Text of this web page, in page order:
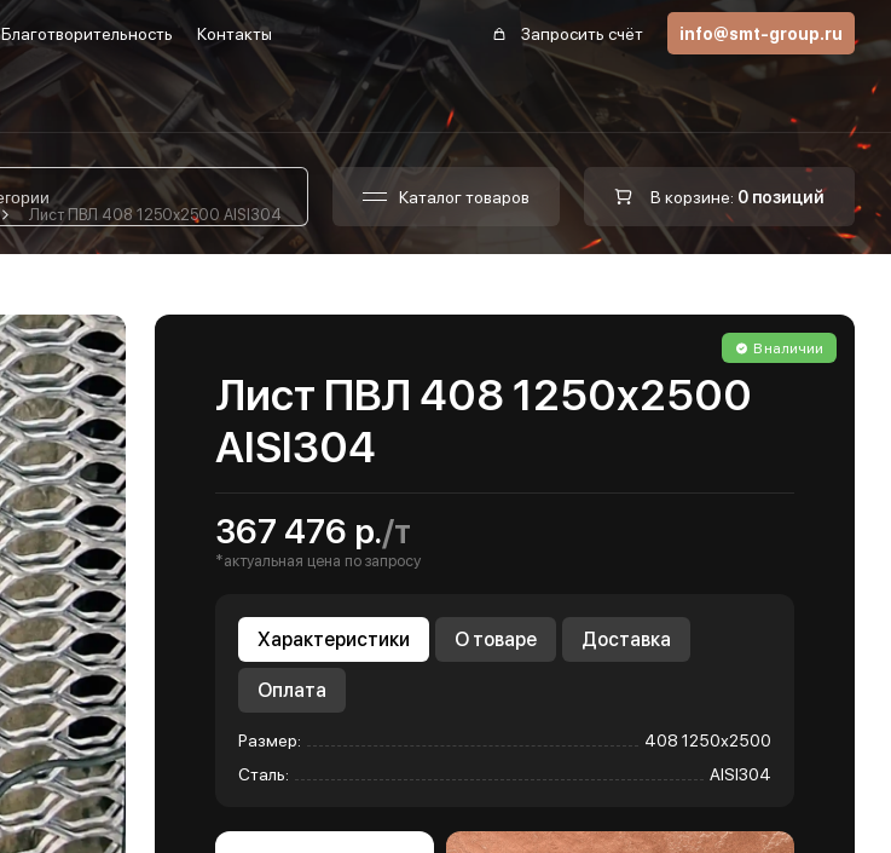
Благотворительность Контакты Запросить счёт info@smt-group.ru
Каталог товаров В корзине: 0 позиций
Лист ПВЛ 408 1250х2500 AISI304
В наличии
Лист ПВЛ 408 1250х2500
AISI304
367 476 р./т
*актуальная цена по запросу
Характеристики О товаре Доставка
Оплата
Размер:
408 1250х2500
Сталь:
AISI304